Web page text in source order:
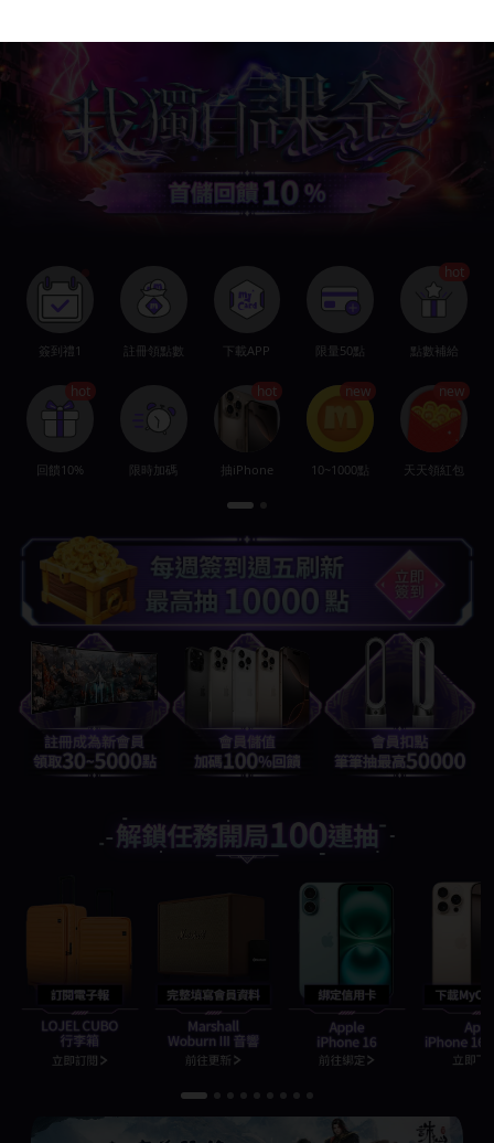
簽到禮1 註冊領點數 下載APP 限量50點
hot
點數補給
hot
回饋10% 限時加碼
hot
抽iPhone
new
10~1000點
new
天天領紅包